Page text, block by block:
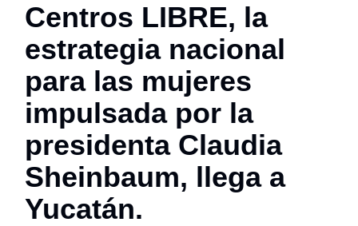
Centros LIBRE, la
estrategia nacional
para las mujeres
impulsada por la
presidenta Claudia
Sheinbaum, llega a
Yucatán.